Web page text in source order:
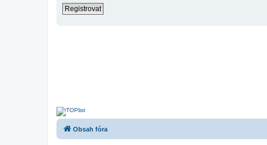
Registrovat
Obsah fóra